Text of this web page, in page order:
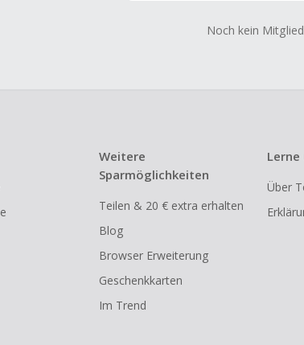
Noch kein
Weitere
Sparmöglichkeiten
Teilen & 20 € extra erhalten
Blog
Browser Erweiterung
Geschenkkarten
Im Trend
Lerne
Über